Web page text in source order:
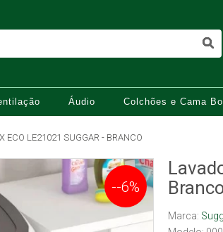
Áudio Colchões e Cama
ECO LE21021 SUGGAR - BRANCO
--6%
Marca: